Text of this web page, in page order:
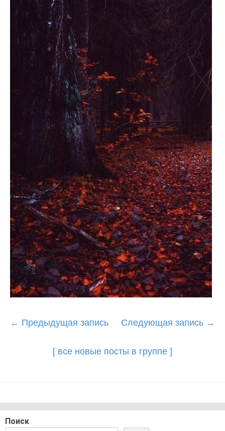
Post
← Предыдущая запись Следующая запись →
[ все новые посты в группе ]
Поиск